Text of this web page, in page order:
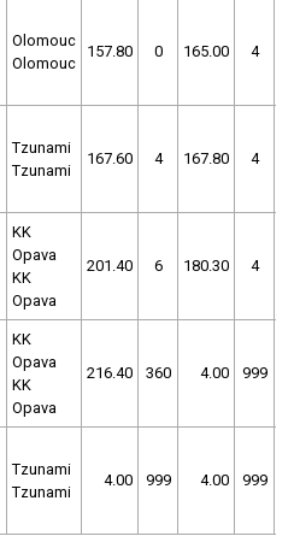
Olomouc
Olomouc
157.80 0 165.00 4
Tzunami
Tzunami
167.60 4 167.80 4
KK
Opava
KK
Opava
201.40 6 180.30 4
KK
Opava
KK
Opava
216.40 360 4.00 999
Tzunami
Tzunami
4.00 999 4.00 999